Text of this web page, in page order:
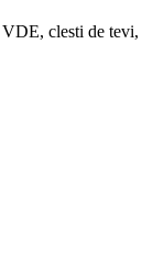
VDE, clesti de tevi,